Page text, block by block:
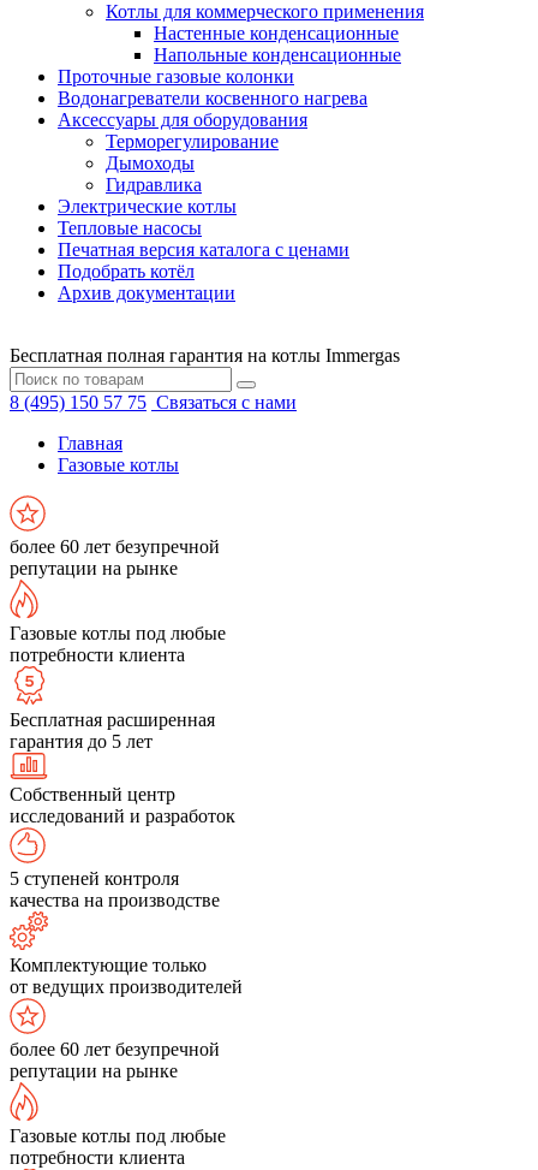
Котлы для коммерческого применения
Настенные конденсационные
Напольные конденсационные
Проточные газовые колонки
Водонагреватели косвенного нагрева
Аксессуары для оборудования
Терморегулирование
Дымоходы
Гидравлика
Электрические котлы
Тепловые насосы
Печатная версия каталога с ценами
Подобрать котёл
Архив документации
Бесплатная полная гарантия на котлы Immergas
8 (495) 150 57 75 Связаться с нами
Главная
Газовые котлы
более 60 лет безупречной
репутации на рынке
Газовые котлы под любые
потребности клиента
Бесплатная расширенная
гарантия до 5 лет
Собственный центр
исследований и разработок
5 ступеней контроля
качества на производстве
Комплектующие только
от ведущих производителей
более 60 лет безупречной
репутации на рынке
Газовые котлы под любые
потребности клиента